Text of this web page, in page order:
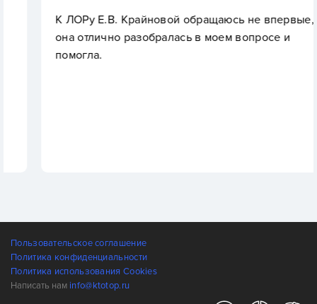
К ЛОРу Е.В. Крайновой обращаюсь не впервые,
она отлично разобралась в моем вопросе и
помогла.
Пользовательское соглашение
Политика конфиденциальности
Политика использования Cookies
Написать нам info@ktotop.ru